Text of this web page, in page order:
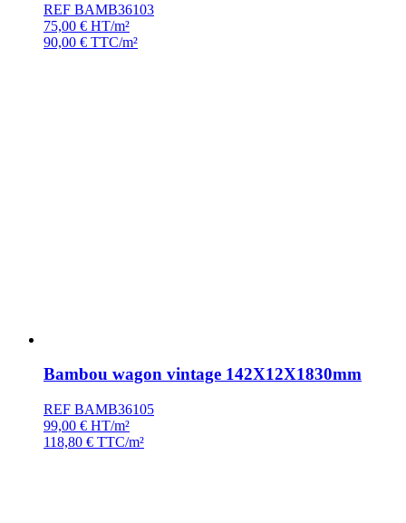
REF BAMB36103
75,00 € HT/m²
90,00 € TTC/m²
Bambou wagon vintage 142X12X1830mm
REF BAMB36105
99,00 € HT/m²
118,80 € TTC/m²